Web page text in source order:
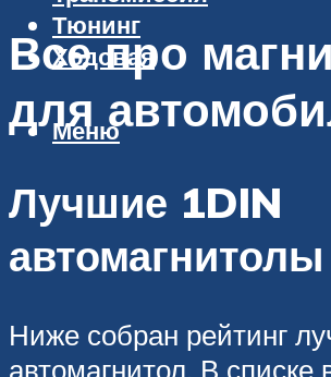
Тюнинг
Ходовая
Меню
Все про
для
Лучшие 1DIN
автомагнитолы
Ниже собран рейтинг
автомагнитол. В списке